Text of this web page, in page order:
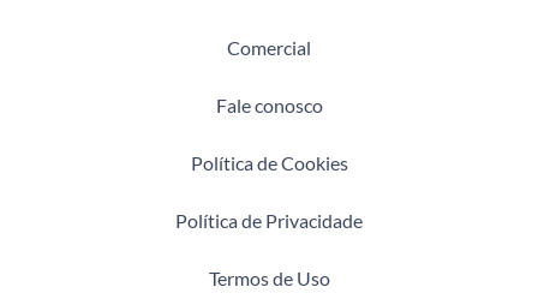
Comercial
Fale conosco
Política de Cookies
Política de Privacidade
Termos de Uso